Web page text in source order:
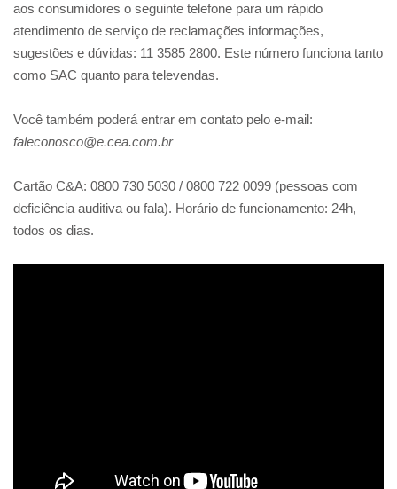
aos consumidores o seguinte telefone para um rápido
atendimento de serviço de reclamações informações,
sugestões e dúvidas: 11 3585 2800. Este número funciona tanto
como SAC quanto para televendas.
Você também poderá entrar em contato pelo e-mail:
faleconosco@e.cea.com.br
Cartão C&A: 0800 730 5030 / 0800 722 0099 (pessoas com
deficiência auditiva ou fala). Horário de funcionamento: 24h,
todos os dias.